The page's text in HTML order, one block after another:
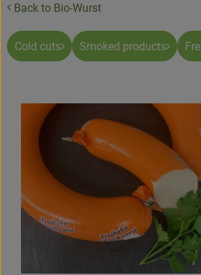
News&offers
Bio Boxes
Fruit & Vegetables
Fresh products
Baked goods
Natural products
Beverages
Back to Bio-Wurst
Cold cuts Smoked products